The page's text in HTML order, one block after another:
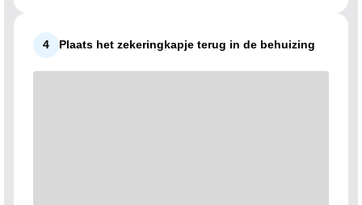
4 Plaats het zekeringkapje terug in de behuizing